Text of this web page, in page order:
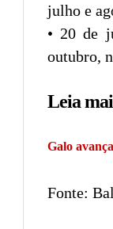
julho e
• 20 de
outubro,
Leia
Galo
Fonte: